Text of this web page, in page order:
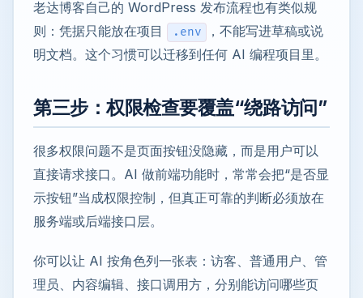
老达博客自己的 WordPress 发布流程也有类似规
则：凭据只能放在项目
.env
，不能写进草稿或说
明文档。这个习惯可以迁移到任何 AI 编程项目里。
第三步：权限检查要覆盖“绕路访问”
很多权限问题不是页面按钮没隐藏，而是用户可以
直接请求接口。AI 做前端功能时，常常会把“是否显
示按钮”当成权限控制，但真正可靠的判断必须放在
服务端或后端接口层。
你可以让 AI 按角色列一张表：访客、普通用户、管
理员、内容编辑、接口调用方，分别能访问哪些页